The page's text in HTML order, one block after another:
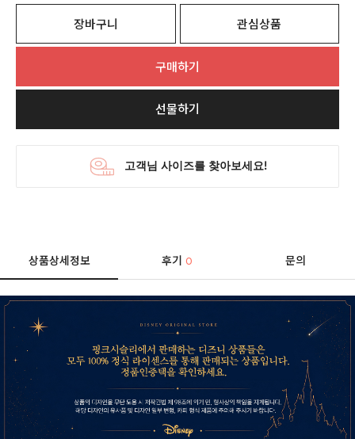
장바구니 관심상품
구매하기
선물하기
상품상세정보 후기0 문의